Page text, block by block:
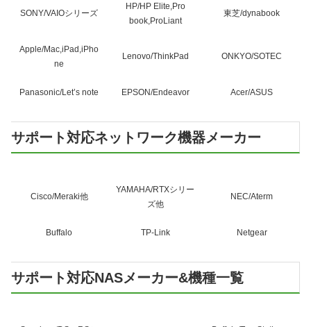
SONY/VAIOシリーズ
HP/HP Elite,Pro
book,ProLiant
東芝/dynabook
Apple/Mac,iPad,iPho
ne
Lenovo/ThinkPad ONKYO/SOTEC
Panasonic/Let’s note EPSON/Endeavor Acer/ASUS
サポート対応ネットワーク機器メーカー
Cisco/Meraki他
YAMAHA/RTXシリー
ズ他
NEC/Aterm
Buffalo TP-Link Netgear
サポート対応NASメーカー&機種一覧